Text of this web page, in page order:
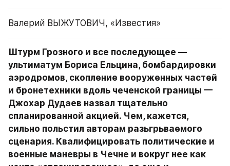
Валерий ВЫЖУТОВИЧ, «Известия»
Штурм Грозного и все последующее —
ультиматум Бориса Ельцина, бомбардировки
аэродромов, скопление вооруженных частей
и бронетехники вдоль чеченской границы —
Джохар Дудаев назвал тщательно
спланированной акцией. Чем, кажется,
сильно польстил авторам разьгрьваемого
сценария. Квалифицировать политические и
военные маневры в Чечне и вокруг нее как